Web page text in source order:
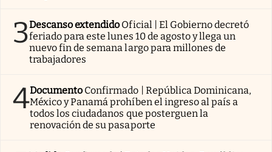
3Descanso extendido Oficial | El Gobierno decretó
feriado para este lunes 10 de agosto y llega un
nuevo fin de semana largo para millones de
trabajadores
4Documento Confirmado | República Dominicana,
México y Panamá prohíben el ingreso al país a
todos los ciudadanos que posterguen la
renovación de su pasaporte